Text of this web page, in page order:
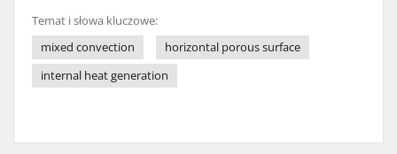
Temat i słowa kluczowe:
mixed convection
horizontal porous surface
internal heat generation